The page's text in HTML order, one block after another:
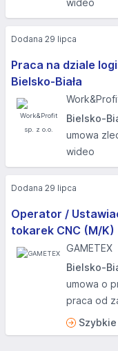
wideo
Praca na dziale
Bielsko-Biała
Bielsko-
umowa
wideo
Dodana 29 lipca
Operator /
tokarek CNC (M/K)
GAMETEX
Bielsko-
umowa o
praca od
Dodana 29 lipca